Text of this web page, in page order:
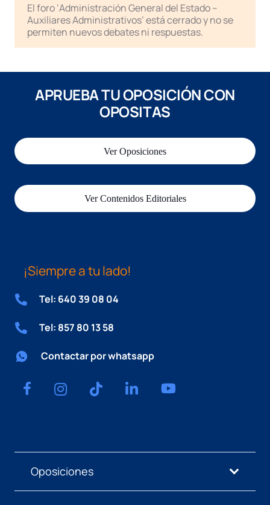
El foro ‘Administración General del Estado –
Auxiliares Administrativos’ está cerrado y no se
permiten nuevos debates ni respuestas.
APRUEBA TU OPOSICIÓN CON
OPOSITAS
Ver Oposiciones
Ver Contenidos Editoriales
¡Siempre a tu lado!
Tel: 640 39 08 04
Tel: 857 80 13 58
Contactar por whatsapp
Oposiciones